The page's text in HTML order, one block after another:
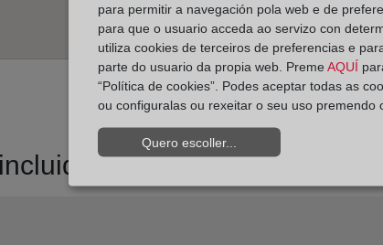
en el distrito
para permitir a navegación pola web e de
para que o usuario acceda ao servizo con
utiliza cookies de terceiros de preferencias e
parte do usuario da propia web. Preme AQUÍ
“Política de cookies”. Podes aceptar todas as
ou configuralas ou rexeitar o seu uso premendo
Quero escoller...